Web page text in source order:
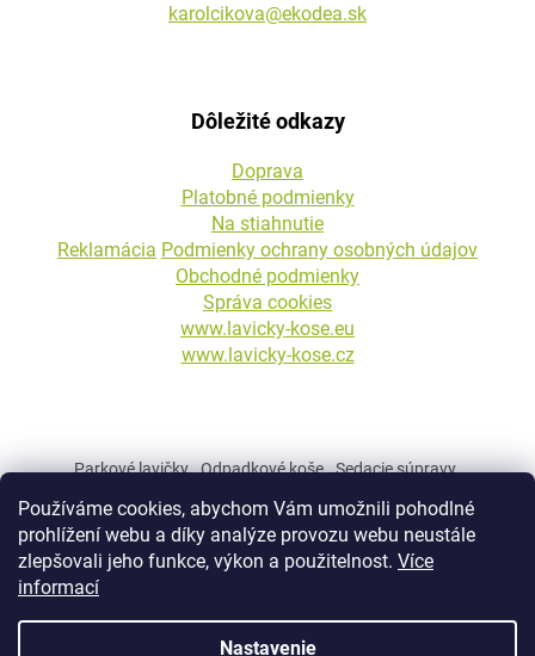
Používáme cookies, abychom Vám umožnili pohodlné
prohlížení webu a díky analýze provozu webu neustále
zlepšovali jeho funkce, výkon a použitelnost. Více
informací
Nastavenie
karolcikova@ekodea.sk
Dôležité odkazy
Doprava
Platobné podmienky
Na stiahnutie
Reklamácia Podmienky ochrany osobných údajov
Obchodné podmienky
Správa cookies
www.lavicky-kose.eu
www.lavicky-kose.cz
Parkové lavičky Odpadkové koše
Sedacie súpravy
Mestský a parkový mobiliár